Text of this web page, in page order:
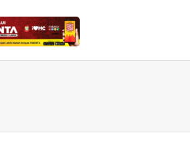
di Makassar